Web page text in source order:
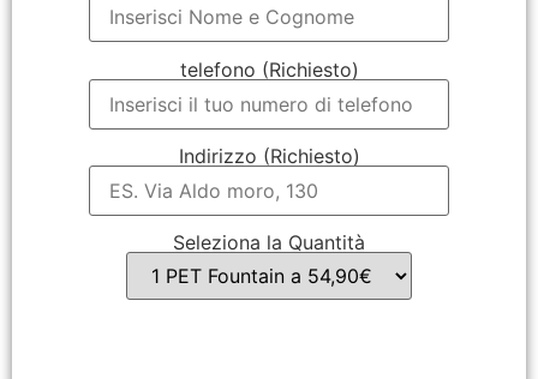
telefono (Richiesto)
Indirizzo (Richiesto)
Seleziona la Quantità